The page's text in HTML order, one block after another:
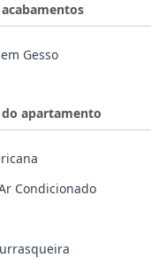
Gesso
apartamento
Condicionado